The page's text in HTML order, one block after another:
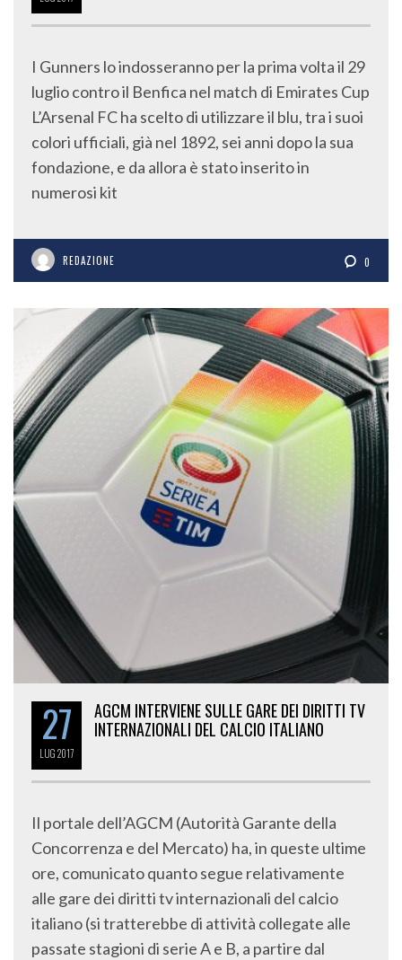
I Gunners lo indosseranno per la prima volta il 29
luglio contro il Benfica nel match di Emirates Cup
L’Arsenal FC ha scelto di utilizzare il blu, tra i suoi
colori ufficiali, già nel 1892, sei anni dopo la sua
fondazione, e da allora è stato inserito in
numerosi kit
REDAZIONE 0
27
LUG2017
AGCM INTERVIENE SULLE GARE DEI DIRITTI TV
INTERNAZIONALI DEL CALCIO ITALIANO
Il portale dell’AGCM (Autorità Garante della
Concorrenza e del Mercato) ha, in queste ultime
ore, comunicato quanto segue relativamente
alle gare dei diritti tv internazionali del calcio
italiano (si tratterebbe di attività collegate alle
passate stagioni di serie A e B, a partire dal